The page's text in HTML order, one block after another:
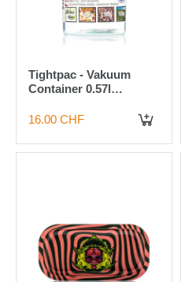
Tightpac - Vakuum
Container 0.57l
16.00 CHF